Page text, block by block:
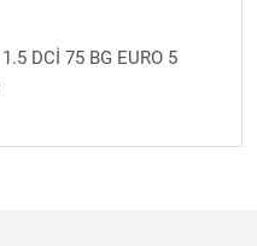
DCİ 75 BG EURO 5